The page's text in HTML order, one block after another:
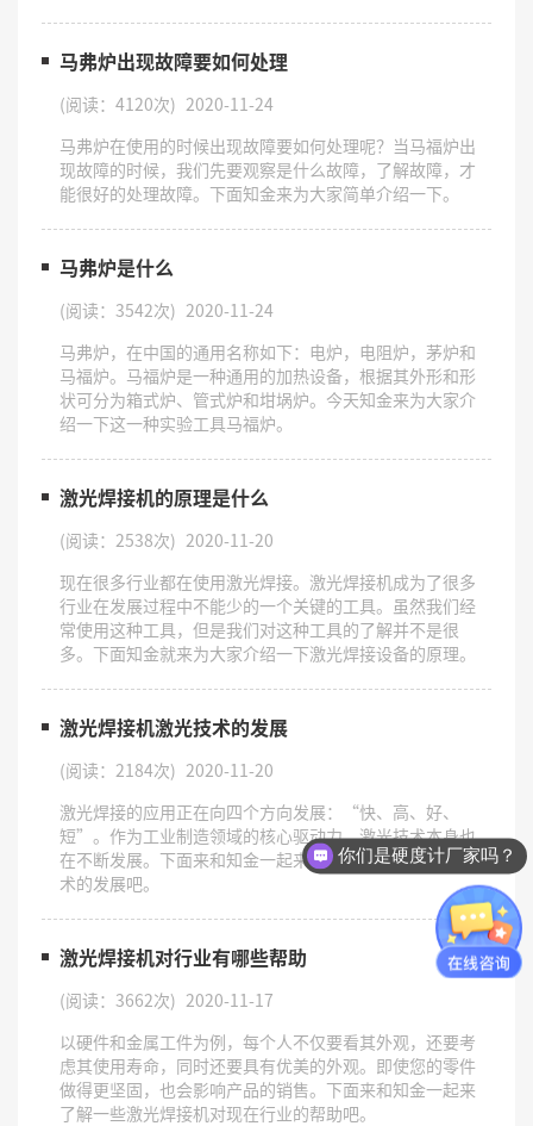
马弗炉出现故障要如何处理
(阅读：4120次) 2020-11-24
​马弗炉在使用的时候出现故障要如何处理呢？当马福炉出
现故障的时候，我们先要观察是什么故障，了解故障，才
能很好的处理故障。下面知金来为大家简单介绍一下。
马弗炉是什么
(阅读：3542次) 2020-11-24
​马弗炉，在中国的通用名称如下：电炉，电阻炉，茅炉和
马福炉。马福炉是一种通用的加热设备，根据其外形和形
状可分为箱式炉、管式炉和坩埚炉。今天知金来为大家介
绍一下这一种实验工具马福炉。
激光焊接机的原理是什么
(阅读：2538次) 2020-11-20
​现在很多行业都在使用激光焊接。激光焊接机成为了很多
行业在发展过程中不能少的一个关键的工具。虽然我们经
常使用这种工具，但是我们对这种工具的了解并不是很
多。下面知金就来为大家介绍一下激光焊接设备的原理。
激光焊接机激光技术的发展
(阅读：2184次) 2020-11-20
​激光焊接的应用正在向四个方向发展：“快、高、好、
短”。作为工业制造领域的核心驱动力，激光技术本身也
在不断发展。下面来和知金一起来看看激光焊接机激光技
术的发展吧。
激光焊接机对行业有哪些帮助
(阅读：3662次) 2020-11-17
以硬件和金属工件为例，每个人不仅要看其外观，还要考
虑其使用寿命，同时还要具有优美的外观。即使您的零件
做得更坚固，也会影响产品的销售。下面来和知金一起来
了解一些激光焊接机对现在行业的帮助吧。
你们是硬度计厂家吗？